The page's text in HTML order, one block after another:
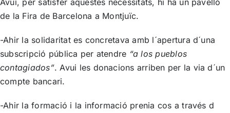
de la Fira de Barcelona a Montjuïc.
-Ahir la solidaritat es concretava amb l´apertura d´una
subscripció pública per atendre “a los pueblos
contagiados”. Avui les donacions arriben per la via d´un
compte bancari.
-Ahir la formació i la informació prenia cos a través d